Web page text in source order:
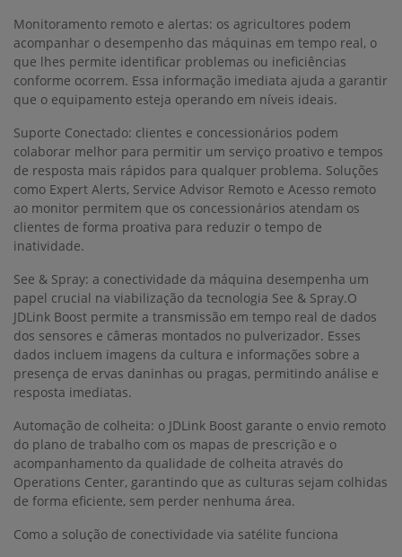
Monitoramento remoto e alertas: os agricultores podem
acompanhar o desempenho das máquinas em tempo real, o
que lhes permite identificar problemas ou ineficiências
conforme ocorrem. Essa informação imediata ajuda a garantir
que o equipamento esteja operando em níveis ideais.
Suporte Conectado: clientes e concessionários podem
colaborar melhor para permitir um serviço proativo e tempos
de resposta mais rápidos para qualquer problema. Soluções
como Expert Alerts, Service Advisor Remoto e Acesso remoto
ao monitor permitem que os concessionários atendam os
clientes de forma proativa para reduzir o tempo de
inatividade.
See & Spray: a conectividade da máquina desempenha um
papel crucial na viabilização da tecnologia See & Spray.O
JDLink Boost permite a transmissão em tempo real de dados
dos sensores e câmeras montados no pulverizador. Esses
dados incluem imagens da cultura e informações sobre a
presença de ervas daninhas ou pragas, permitindo análise e
resposta imediatas.
Automação de colheita: o JDLink Boost garante o envio remoto
do plano de trabalho com os mapas de prescrição e o
acompanhamento da qualidade de colheita através do
Operations Center, garantindo que as culturas sejam colhidas
de forma eficiente, sem perder nenhuma área.
Como a solução de conectividade via satélite funciona